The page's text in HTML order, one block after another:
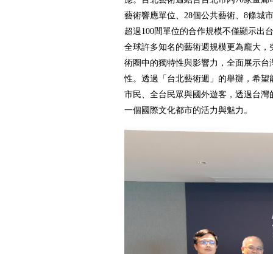
藝術響應單位、28個公共藝術、8條城
超過100間單位的合作規模不僅顯示出
全球許多知名的藝術週規模更為龐大
術圈中的獨特性與影響力，全面展示
性。透過「台北藝術週」的舉辦，希
市民、全台民眾與國外遊客，透過台
一個國際文化都市的活力與魅力。